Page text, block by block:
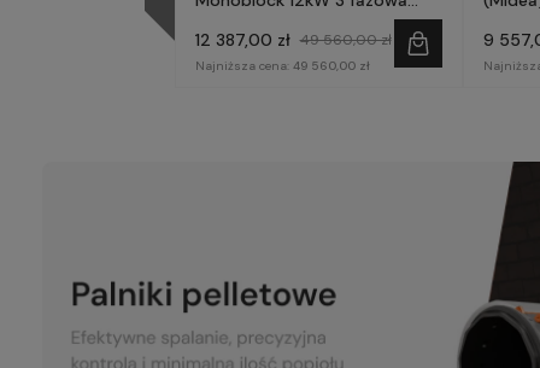
12 387,00 zł 49 560,00 zł
Najniższa cena: 49 560,00 zł
9